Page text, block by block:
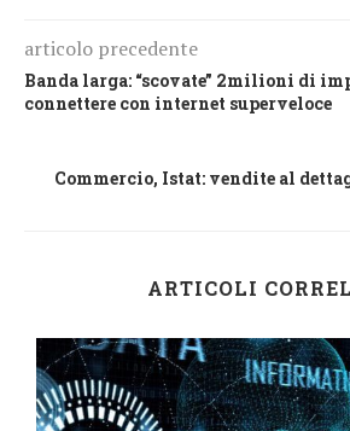
articolo precedente
Banda larga: “scovate” 2milioni di
connettere con internet superveloce
Commercio, Istat: vendite al
ARTICOLI